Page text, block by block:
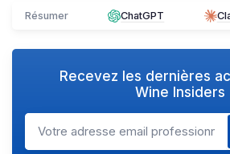
Résumer ChatGPT
Recevez les dernières
Wine Insiders